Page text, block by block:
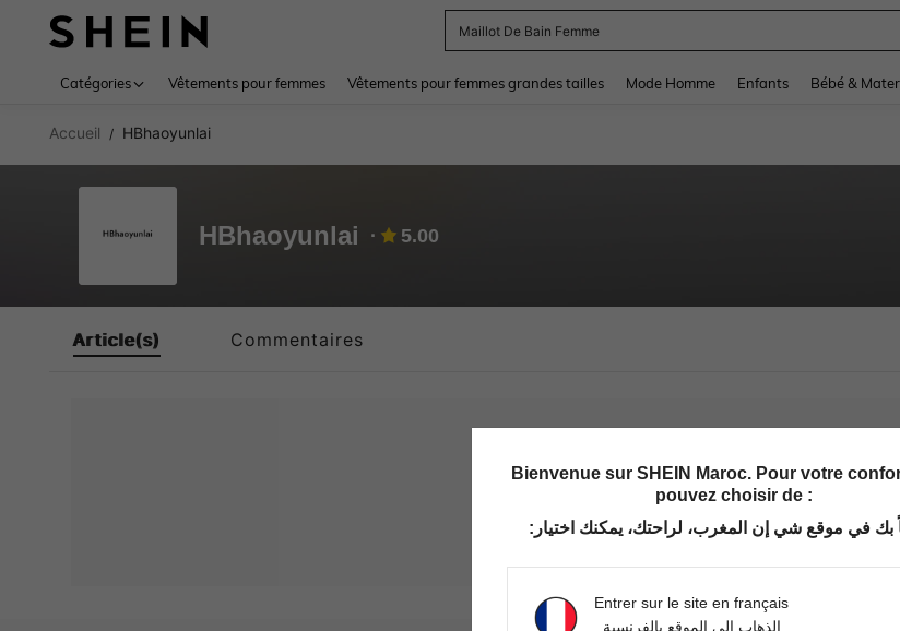
Maillot De Bain Femme
Catégories Vêtements pour femmes Vêtements pour femmes grandes tailles Mode Homme Enfants Bébé &
Accueil / HBhaoyunlai
HBhaoyunlai 5.00
Article(s) Commentaires
Aucun article trouvé. Veuillez essayer une autre
Bienvenue sur SHEIN Maroc. Pour votre
pouvez choisir de :
بك في موقع شي إن المغرب، لراحتك، يمكنك اختيار:
Entrer sur le site en français
الذهاب إلى الموقع بالفرنسية